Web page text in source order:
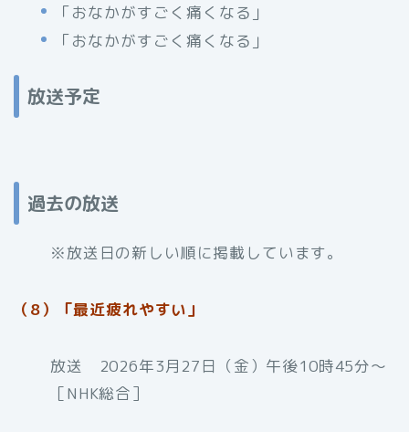
「おなかがすごく痛くなる」
「おなかがすごく痛くなる」
放送予定
過去の放送
※放送日の新しい順に掲載しています。
（8）「最近疲れやすい」
放送 2026年3月27日（金）午後10時45分〜
［NHK総合］